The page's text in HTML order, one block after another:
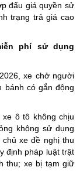
đấu giá quyền sử
trạng trả giá cao
phí sử dụng
xe chở người
bánh có gắn động
ô tô không chịu
không sử dụng
xe đề nghị thu
định pháp luật trật
thu; xe bị tạm giữ